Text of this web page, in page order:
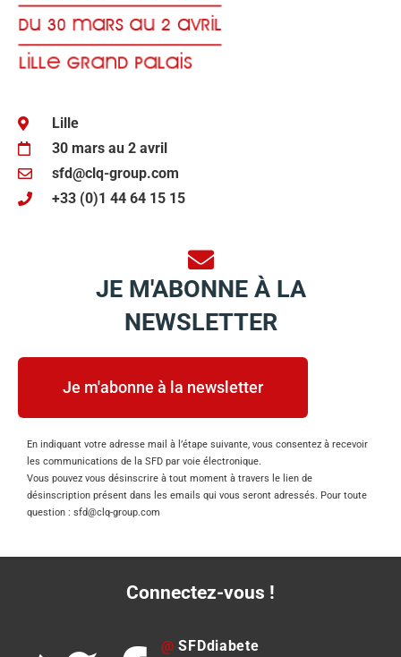
Lille
30 mars au 2 avril
sfd@clq-group.com
+33 (0)1 44 64 15 15
JE M'ABONNE À LA
NEWSLETTER
Je m'abonne à la newsletter
En indiquant votre adresse mail à l’étape suivante, vous consentez à recevoir
les communications de la SFD par voie électronique.
Vous pouvez vous désinscrire à tout moment à travers le lien de
désinscription présent dans les emails qui vous seront adressés. Pour toute
question : sfd@clq-group.com
Connectez-vous !
@ SFDdiabete